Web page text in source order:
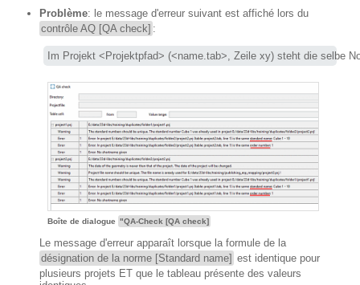
Problème: le message d'erreur suivant est affiché lors du
contrôle AQ [QA check] :
Im Projekt <Projektpfad> (<name.tab>, Zeile xy) steht die selbe
Boîte de dialogue "QA-Check [QA check]
Le message d'erreur apparaît lorsque la formule de la
désignation de la norme [Standard name] est identique pour
plusieurs projets ET que le tableau présente des valeurs